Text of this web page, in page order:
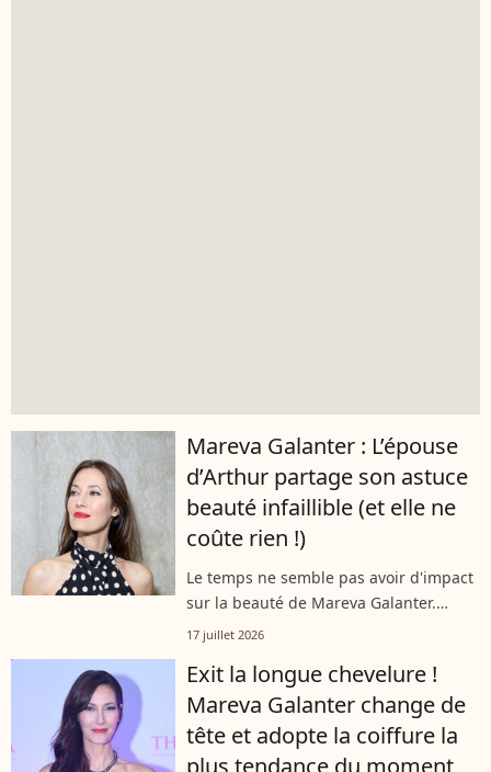
Mareva Galanter : L’épouse
d’Arthur partage son astuce
beauté infaillible (et elle ne
coûte rien !)
Le temps ne semble pas avoir d'impact
sur la beauté de Mareva Galanter.
L'ancienne Miss France, aujourd'hui
silhouette impeccable sur les réseaux...
17 juillet 2026
Exit la longue chevelure !
Mareva Galanter change de
tête et adopte la coiffure la
plus tendance du moment